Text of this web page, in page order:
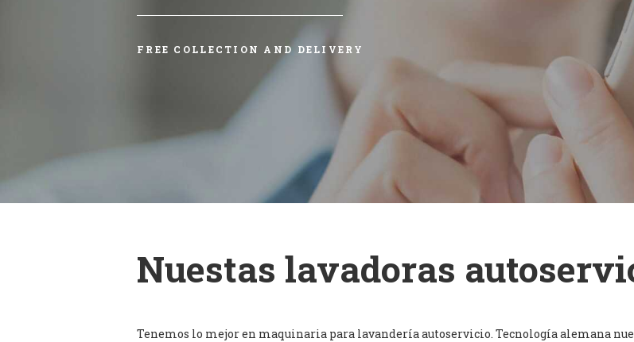
FREE COLLECTION AND DELIVERY
Nuestas lavadoras
Tenemos lo mejor en maquinaria para lavandería autoservicio. Tecnología alemana